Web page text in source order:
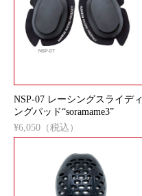
NSP-07 レーシングスライディ
ングパッド“soramame3”
¥6,050（税込）